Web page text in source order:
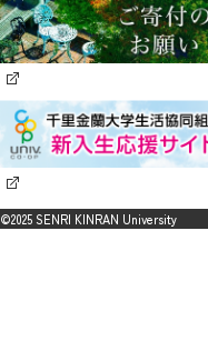
©2025 SENRI KINRAN University